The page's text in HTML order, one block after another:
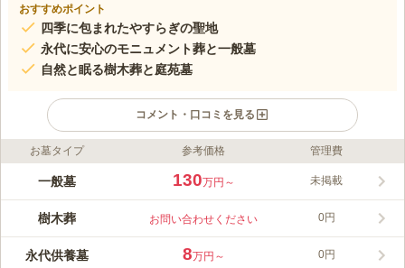
おすすめポイント
四季に包まれたやすらぎの聖地
永代に安心のモニュメント葬と一般墓
自然と眠る樹木葬と庭苑墓
コメント・口コミを見る
ライフドット編集部のコメント
足羽山のふもとに広がるこちらの霊園は、四季折々の自然に包ま
北の静寂、東の花々、南の陽だまりと、三つのエリアがそれぞれ
の想いに寄り添い、静かに時を重ねます。街中にありながら緑豊
配もありません。わかりやすい価格と多彩なプランをご用意し、
お墓タイプ 参考価格 管理費
一般墓 130万円～ 未掲載
樹木葬 お問い合わせください 0円
永代供養墓 8万円～ 0円